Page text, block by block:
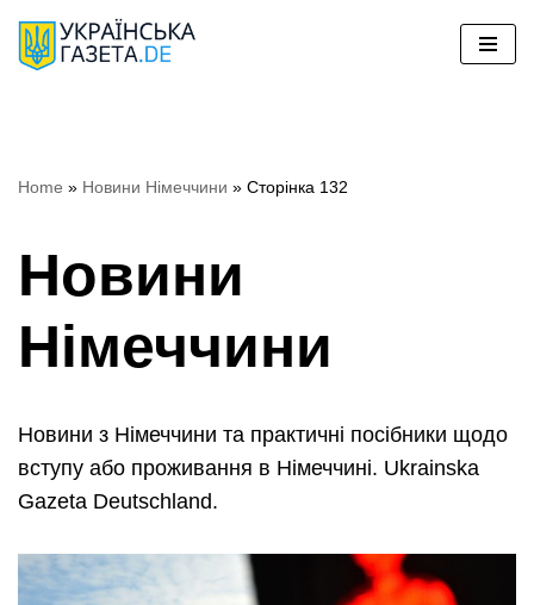
Перейти
Home » Новини Німеччини » Сторінка 132
Новини
Німеччини
Новини з Німеччини та практичні посібники щодо
вступу або проживання в Німеччині. Ukrainska
Gazeta Deutschland.